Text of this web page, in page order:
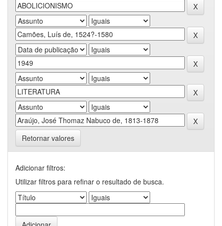
Retornar valores
Adicionar filtros:
Utilizar filtros para refinar o resultado de busca.